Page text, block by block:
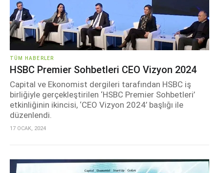
TÜM HABERLER
HSBC Premier Sohbetleri CEO Vizyon 2024
Capital ve Ekonomist dergileri tarafından HSBC iş
birliğiyle gerçekleştirilen ‘HSBC Premier Sohbetleri’
etkinliğinin ikincisi, ‘CEO Vizyon 2024’ başlığı ile
düzenlendi.
17 OCAK, 2024